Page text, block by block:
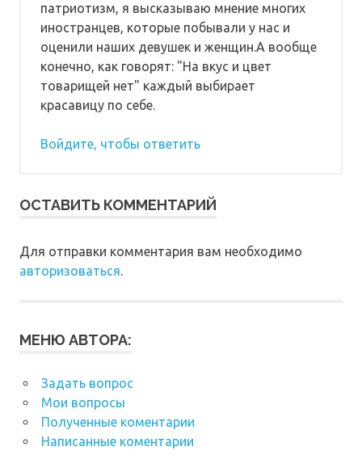
патриотизм, я высказываю мнение многих
иностранцев, которые побывали у нас и
оценили наших девушек и женщин.А вообще
конечно, как говорят: "На вкус и цвет
товарищей нет" каждый выбирает
красавицу по себе.
Войдите, чтобы ответить
ОСТАВИТЬ КОММЕНТАРИЙ
Для отправки комментария вам необходимо
авторизоваться.
МЕНЮ АВТОРА:
Задать вопрос
Мои вопросы
Полученные коментарии
Написанные коментарии